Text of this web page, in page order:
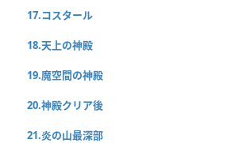
17.コスタール
18.天上の神殿
19.魔空間の神殿
20.神殿クリア後
21.炎の山最深部